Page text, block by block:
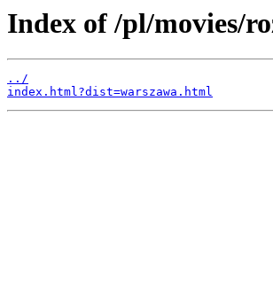
Index of /pl/movies/
../
index.html?dist=warszawa.html